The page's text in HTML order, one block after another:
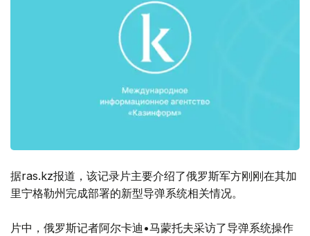
据ras.kz报道，该记录片主要介绍了俄罗斯军方刚刚在其加
里宁格勒州完成部署的新型导弹系统相关情况。
片中，俄罗斯记者阿尔卡迪•马蒙托夫采访了导弹系统操作